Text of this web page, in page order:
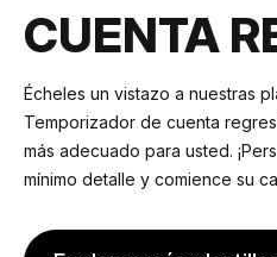
CUENTA
Écheles un vistazo a nuestras
Temporizador de cuenta
más adecuado para usted.
mínimo detalle y comience su